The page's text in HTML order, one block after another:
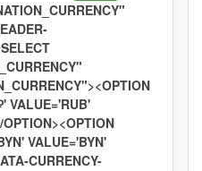
VALUE='RUB'
VALUE='BYN'
CURRENCY-